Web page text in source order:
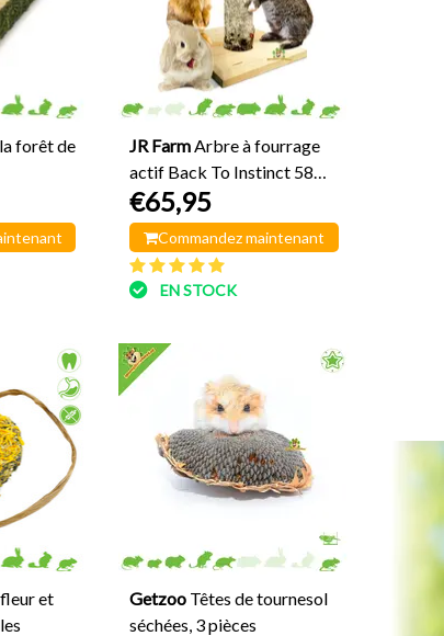
forêt de
JR FarmArbre à fourrage
actif Back To Instinct 58
cm
€65,95
Commandez maintenant
EN STOCK
et
Getzoo Têtes de tournesol
séchées, 3 pièces